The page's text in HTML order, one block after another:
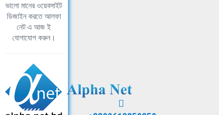
ভালো মানের ওয়েবসাইট
ডিজাইন করতে আলফা
নেট এ আজ ই
যোগাযোগ করুন।